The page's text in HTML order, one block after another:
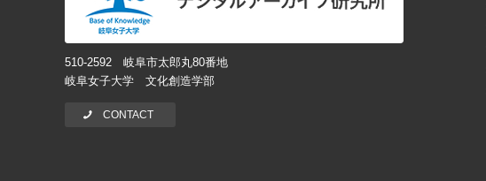
510-2592 岐阜市太郎丸80番地
岐阜女子大学 文化創造学部
CONTACT